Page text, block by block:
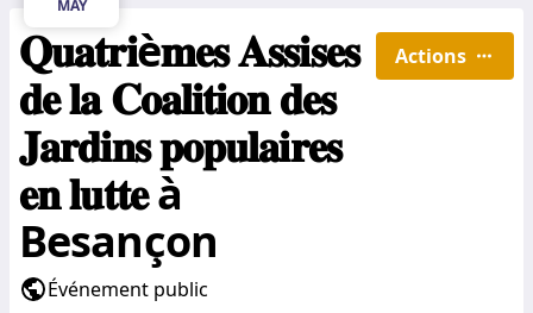
MAY
𝐐𝐮𝐚𝐭𝐫𝐢è𝐦𝐞𝐬 𝐀𝐬𝐬𝐢𝐬𝐞𝐬
𝐝𝐞 𝐥𝐚 𝐂𝐨𝐚𝐥𝐢𝐭𝐢𝐨𝐧 𝐝𝐞𝐬
𝐉𝐚𝐫𝐝𝐢𝐧𝐬 𝐩𝐨𝐩𝐮𝐥𝐚𝐢𝐫𝐞𝐬
𝐞𝐧 𝐥𝐮𝐭𝐭𝐞 à
Besançon
Événement public
Actions